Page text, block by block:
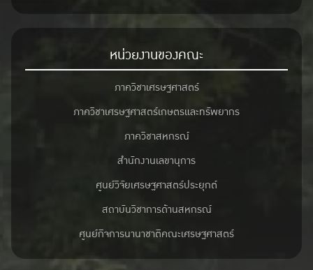
หน่วยงานของคณะ
ภาควิชาเศรษฐศาสตร์
ภาควิชาเศรษฐศาสตร์เกษตรและทรัพยากร
ภาควิชาสหกรณ์
สำนักงานเลขานุการ
ศูนย์วิจัยเศรษฐศาสตร์ประยุกต์
สถาบันวิชาการด้านสหกรณ์
ศูนย์กิจการนานาชาติคณะเศรษฐศาสตร์